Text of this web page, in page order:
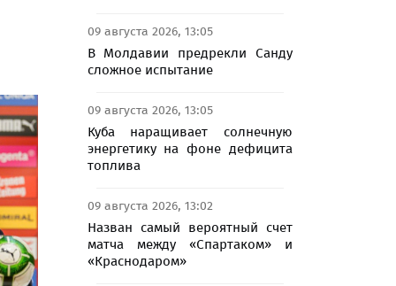
09 августа 2026, 13:05
В Молдавии предрекли Санду
сложное испытание
09 августа 2026, 13:05
Куба наращивает солнечную
энергетику на фоне дефицита
топлива
09 августа 2026, 13:02
Назван самый вероятный счет
матча между «Спартаком» и
«Краснодаром»